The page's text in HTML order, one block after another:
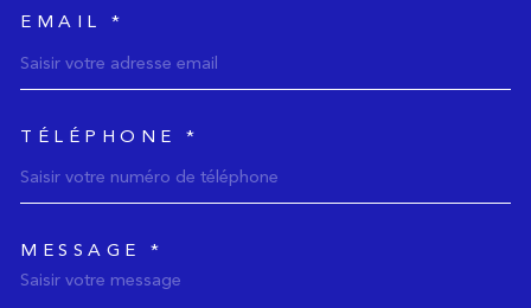
EMAIL *
TÉLÉPHONE *
TRAD_MELTEM_voredemande
MESSAGE *